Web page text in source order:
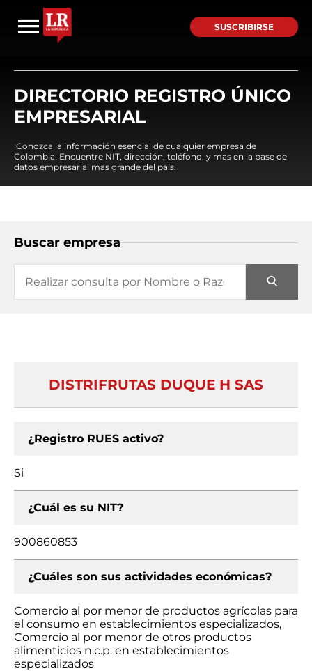
SUSCRIBIRSE
DIRECTORIO REGISTRO ÚNICO
EMPRESARIAL
¡Conozca la información esencial de cualquier empresa de
Colombia! Encuentre NIT, dirección, teléfono, y mas en la base de
datos empresarial mas grande del país.
Buscar empresa
DISTRIFRUTAS DUQUE H SAS
¿Registro RUES activo?
Si
¿Cuál es su NIT?
900860853
¿Cuáles son sus actividades económicas?
Comercio al por menor de productos agrícolas para
el consumo en establecimientos especializados,
Comercio al por menor de otros productos
alimenticios n.c.p. en establecimientos
especializados